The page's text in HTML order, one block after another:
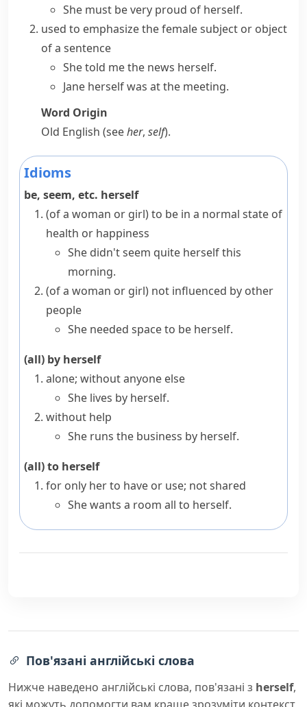
She must be very proud of herself.
used to emphasize the female subject or object
of a sentence
She told me the news herself.
Jane herself was at the meeting.
Word Origin
Old English (seeher, self).
Idioms
be, seem, etc. herself
(of a woman or girl)to be in a normal state of
health or happiness
She didn't seem quite herself this
morning.
(of a woman or girl) not influenced by other
people
She needed space to be herself.
(all) by herself
alone; without anyone else
She lives by herself.
without help
She runs the business by herself.
(all) to herself
for only her to have or use; not shared
She wants a room all to herself.
Пов'язані англійські слова
Нижче наведено англійські слова, пов'язані з herself,